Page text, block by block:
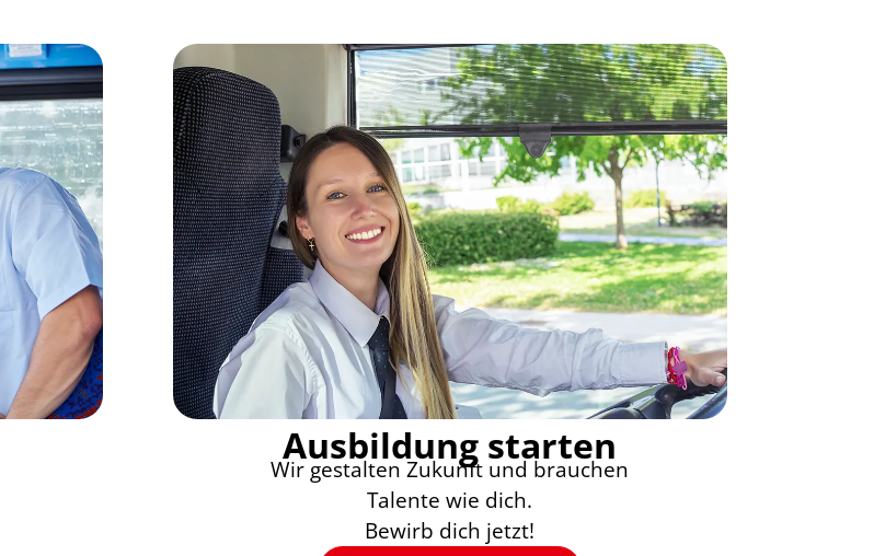
Ausbildung starten
Wir gestalten Zukunft und brauchen
Talente wie dich.
Bewirb dich jetzt!